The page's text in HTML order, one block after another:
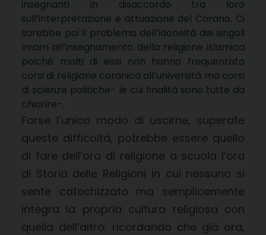
insegnanti in disaccordo tra loro
sull’interpretazione e attuazione del Corano. Ci
sarebbe poi il problema dell’idoneità dei singoli
Imam all’insegnamento della religione islamica
poiché molti di essi non hanno frequentato
corsi di religione coranica all’università ma corsi
di scienze politiche- le cui finalità sono tutte da
chiarire-.
Forse l’unico modo di uscirne, superate
queste difficoltà, potrebbe essere quello
di fare dell’ora di religione a scuola l’ora
di Storia delle Religioni in cui nessuno si
sente catechizzato ma semplicemente
integra la propria cultura religiosa con
quella dell’altro; ricordando che già ora,